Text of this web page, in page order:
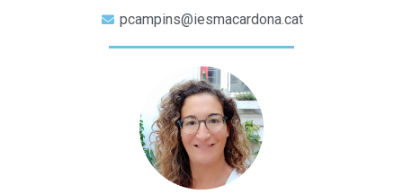
pcampins@iesmacardona.cat